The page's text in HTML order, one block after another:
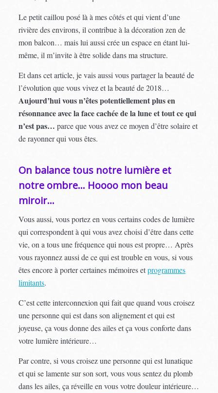
Le petit caillou posé là à mes côtés et qui vient d’une
rivière des environs, il contribue à la décoration zen de
mon balcon… mais lui aussi crée un espace en étant lui-
même, il m’invite à être solide dans ma structure.
Et dans cet article, je vais aussi vous partager la beauté de
l’évolution que vous vivez et la beauté de 2018…
Aujourd’hui vous n’êtes potentiellement plus en
résonnance avec la face cachée de la lune et tout ce qui
n’est pas…parce que vous avez ce moyen d’être solaire et
de rayonner qui vous êtes.
On balance tous notre lumière et
notre ombre… Hoooo mon beau
miroir…
Vous aussi, vous portez en vous certains codes de lumière
qui correspondent à qui vous avez choisi d’être dans cette
vie, on a tous une fréquence qui nous est propre… Après
vous rayonnez aussi de ce qui est trouble en vous, si vous
êtes encore à porter certaines mémoires etprogrammes
limitants.
C’est cette interconnexion qui fait que quand vous croisez
une personne qui est dans son alignement et qui est
joyeuse, ça vous donne des ailes et ça vous conforte dans
votre lumière intérieure…
Par contre, si vous croisez une personne qui est lunatique
et qui se lamente sur son sort, vous vous sentez du plomb
dans les ailes, ça réveille en vous votre douleur intérieure…